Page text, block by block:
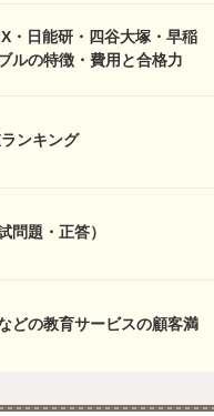
・日能研・四谷大塚・早稲
ルの特徴・費用と合格力
ンキング
問題・正答）
どの教育サービスの顧客満